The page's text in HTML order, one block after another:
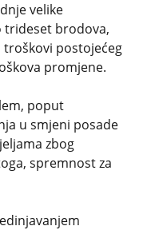
velike
trideset brodova,
troškovi postojećeg
promjene.
poput
u smjeni posade
zbog
spremnost za